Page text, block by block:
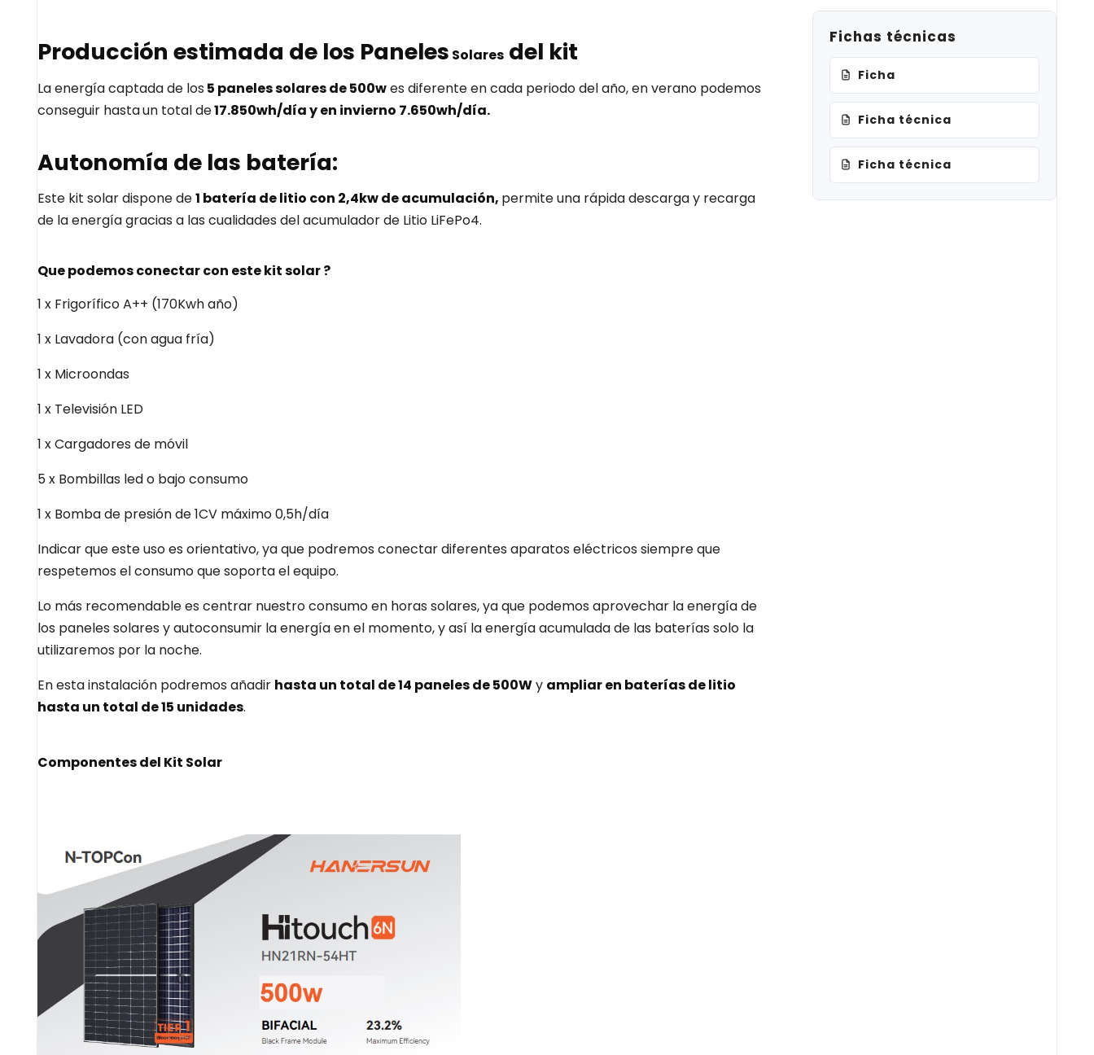
Producción estimada de los Paneles Solares del kit
La energía captada de los 5 paneles solares de 500wes diferente en cada periodo del año, en verano podemos
conseguir hastaun total de17.850wh/día y en invierno 7.650wh/día.
Autonomía de las batería:
Este kit solar dispone de1 batería de litio con 2,4kw de acumulación, permite una rápida descarga y recarga
de la energía gracias a las cualidades del acumulador de Litio LiFePo4.
Que podemos conectar con este kit solar ?
1 x Frigorífico A++ (170Kwh año)
1 x Lavadora (con agua fría)
1 x Microondas
1 x Televisión LED
1 x Cargadores de móvil
5 x Bombillas led o bajo consumo
1 x Bomba de presión de 1CV máximo 0,5h/día
Indicar que este uso es orientativo, ya que podremos conectar diferentes aparatos eléctricos siempre que
respetemos el consumo que soporta el equipo.
Lo más recomendable es centrar nuestro consumo en horas solares, ya que podemos aprovechar la energía de
los paneles solares y autoconsumir la energía en el momento, y así la energía acumulada de las baterías solo la
utilizaremos por la noche.
En esta instalación podremos añadir hasta un total de 14 paneles de 500Wy ampliar en baterías de litio
hasta un total de 15 unidades.
Componentes del Kit Solar
Fichas técnicas
Ficha
Ficha técnica
Ficha técnica